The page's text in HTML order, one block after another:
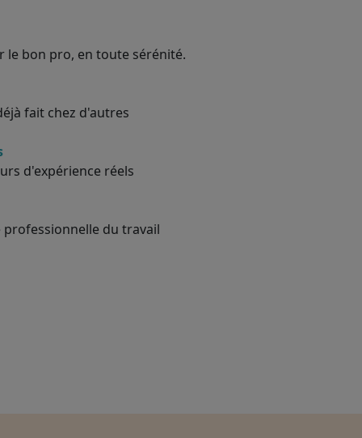
le bon pro, en toute sérénité.
fait chez d'autres
d'expérience réels
du travail